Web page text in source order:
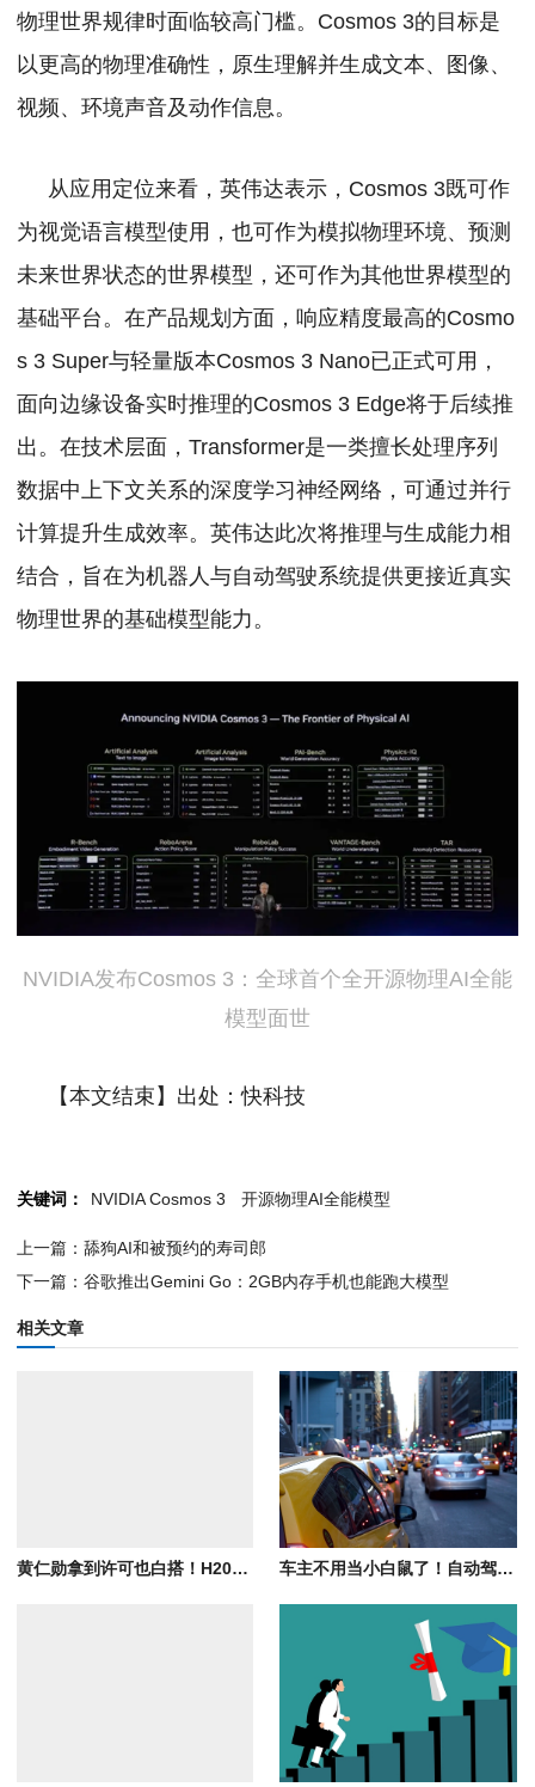
物理世界规律时面临较高门槛。Cosmos 3的目标是
以更高的物理准确性，原生理解并生成文本、图像、
视频、环境声音及动作信息。
从应用定位来看，英伟达表示，Cosmos 3既可作
为视觉语言模型使用，也可作为模拟物理环境、预测
未来世界状态的世界模型，还可作为其他世界模型的
基础平台。在产品规划方面，响应精度最高的Cosmo
s 3 Super与轻量版本Cosmos 3 Nano已正式可用，
面向边缘设备实时推理的Cosmos 3 Edge将于后续推
出。在技术层面，Transformer是一类擅长处理序列
数据中上下文关系的深度学习神经网络，可通过并行
计算提升生成效率。英伟达此次将推理与生成能力相
结合，旨在为机器人与自动驾驶系统提供更接近真实
物理世界的基础模型能力。
NVIDIA发布Cosmos 3：全球首个全开源物理AI全能
模型面世
【本文结束】出处：快科技
关键词： NVIDIA Cosmos 3 开源物理AI全能模型
上一篇：舔狗AI和被预约的寿司郎
下一篇：谷歌推出Gemini Go：2GB内存手机也能跑大模型
相关文章
黄仁勋拿到许可也白搭！H200对华出货为零：中企46%算力预算涌向国产芯片 车主不用当小白鼠了！自动驾驶强制国标明年落地：禁用量产车主当众测样本